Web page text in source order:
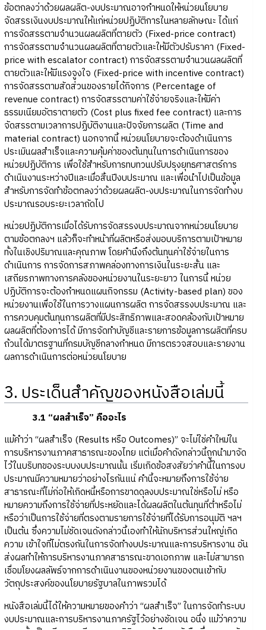
ข้อตกลงว่าด้วยผลผลิต-งบประมาณอาจกำหนดให้หน่วยนโยบาย
จัดสรรเงินงบประมาณให้แก่หน่วยปฏิบัติการในหลายลักษณะ ได้แก่
การจัดสรรตามจำนวนผลผลิตที่ตายตัว (Fixed-price contract)
การจัดสรรตามจำนวนผลผลิตที่ตายตัวและให้มีตัวปรับราคา (Fixed-
price with escalator contract) การจัดสรรตามจำนวนผลผลิตที่
ตายตัวและให้มีแรงจูงใจ (Fixed-price with incentive contract)
การจัดสรรตามสัดส่วนของรายได้กิจการ (Percentage of
revenue contract) การจัดสรรตามค่าใช้จ่ายจริงและให้มีค่า
ธรรมเนียมอัตราตายตัว (Cost plus fixed fee contract) และการ
จัดสรรตามเวลาการปฏิบัติงานและปัจจัยการผลิต (Time and
material contract) นอกจากนี้ หน่วยนโยบายจะต้องดำเนินการ
ประเมินผลสำเร็จและความคุ้มค่าของต้นทุนในการดำเนินการของ
หน่วยปฏิบัติการ เพื่อใช้สำหรับการทบทวนปรับปรุงยุทธศาสตร์การ
ดำเนินงานระหว่างปีและเมื่อสิ้นปีงบประมาณ และเพื่อนำไปเป็นข้อมูล
สำหรับการจัดทำข้อตกลงว่าด้วยผลผลิต-งบประมาณในการจัดทำงบ
ประมาณรอบระยะเวลาถัดไป
หน่วยปฏิบัติการเมื่อได้รับการจัดสรรงบประมาณจากหน่วยนโยบาย
ตามข้อตกลงฯ แล้วก็จะทำหน้าที่ผลิตหรือส่งมอบบริการตามเป้าหมาย
ทั้งในเชิงปริมาณและคุณภาพ โดยคำนึงถึงต้นทุนค่าใช้จ่ายในการ
ดำเนินการ การจัดการสภาพคล่องทางการเงินในระยะสั้น และ
เสถียรภาพทางการคลังของหน่วยงานในระยะยาว ในการนี้ หน่วย
ปฏิบัติการจะต้องกำหนดแผนกิจกรรม (Activity-based plan) ของ
หน่วยงานเพื่อใช้ในการวางแผนการผลิต การจัดสรรงบประมาณ และ
การควบคุมต้นทุนการผลิตที่มีประสิทธิภาพและสอดคล้องกับเป้าหมาย
ผลผลิตที่ต้องการได้ มีการจัดทำบัญชีและรายการข้อมูลการผลิตที่ครบ
ถ้วนได้มาตรฐานที่กรมบัญชีกลางกำหนด มีการตรวจสอบและรายงาน
ผลการดำเนินการต่อหน่วยนโยบาย
3. ประเด็นสำคัญของหนังสือเล่มนี้
3.1 “ผลสำเร็จ” คืออะไร
แม้คำว่า “ผลสำเร็จ (Results หรือ Outcomes)” จะไม่ใช่คำใหม่ใน
การบริหารงานภาคสาธารณะของไทย แต่เมื่อคำดังกล่าวนี้ถูกนำมาจัด
ไว้ในบริบทของระบบงบประมาณนั้น เริ่มเกิดข้อสงสัยว่าคำนี้ในการงบ
ประมาณมีความหมายว่าอย่างไรกันแน่ คำนี้จะหมายถึงการใช้จ่าย
สาธารณะที่ไม่ก่อให้เกิดหนี้หรือการขาดดุลงบประมาณใช่หรือไม่ หรือ
หมายความถึงการใช้จ่ายที่ประหยัดและได้ผลผลิตในต้นทุนที่ต่ำหรือไม่
หรือว่าเป็นการใช้จ่ายที่ตรงตามรายการใช้จ่ายที่ได้รับการอนุมัติ ฯลฯ
เป็นต้น ซึ่งความไม่ชัดเจนดังกล่าวนี้เองทำให้นักบริหารส่วนใหญ่เกิด
ความ เข้าใจที่ไม่ตรงกันในการจัดทำงบประมาณและการบริหารงาน อัน
ส่งผลทำให้การบริหารงานภาคสาธารณะขาดเอกภาพ และไม่สามารถ
เชื่อมโยงผลลัพธ์จากการดำเนินงานของหน่วยงานของตนเข้ากับ
วัตถุประสงค์ของนโยบายรัฐบาลในภาพรวมได้
หนังสือเล่มนี้ได้ให้ความหมายของคำว่า “ผลสำเร็จ” ในการจัดทำระบบ
งบประมาณและการบริหารงานภาครัฐไว้อย่างชัดเจน อนึ่ง แม้ว่าความ